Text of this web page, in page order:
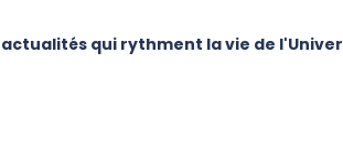
actualités qui rythment la vie de